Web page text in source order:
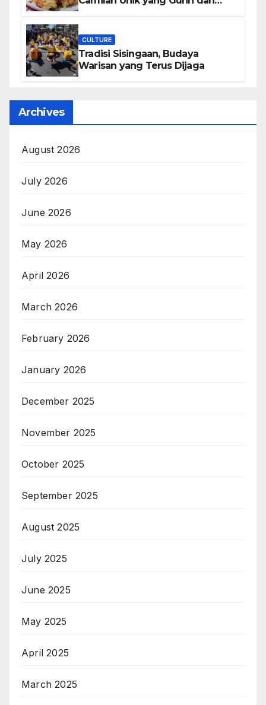
CULTURE
Tradisi Sisingaan, Budaya
Warisan yang Terus Dijaga
Archives
August 2026
July 2026
June 2026
May 2026
April 2026
March 2026
February 2026
January 2026
December 2025
November 2025
October 2025
September 2025
August 2025
July 2025
June 2025
May 2025
April 2025
March 2025